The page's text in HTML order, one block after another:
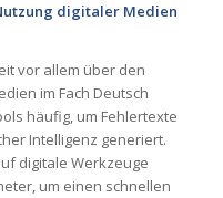
digitaler Medien
vor allem über den
im Fach Deutsch
häufig, um Fehlertexte
Intelligenz generiert.
digitale Werkzeuge
um einen schnellen